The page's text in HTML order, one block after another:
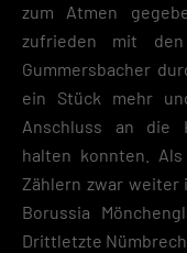
zum Atmen
zufrieden mit
Gummersbacher
ein Stück mehr
Anschluss an die
halten konnten.
Zählern zwar weiter
Borussia
Drittletzte